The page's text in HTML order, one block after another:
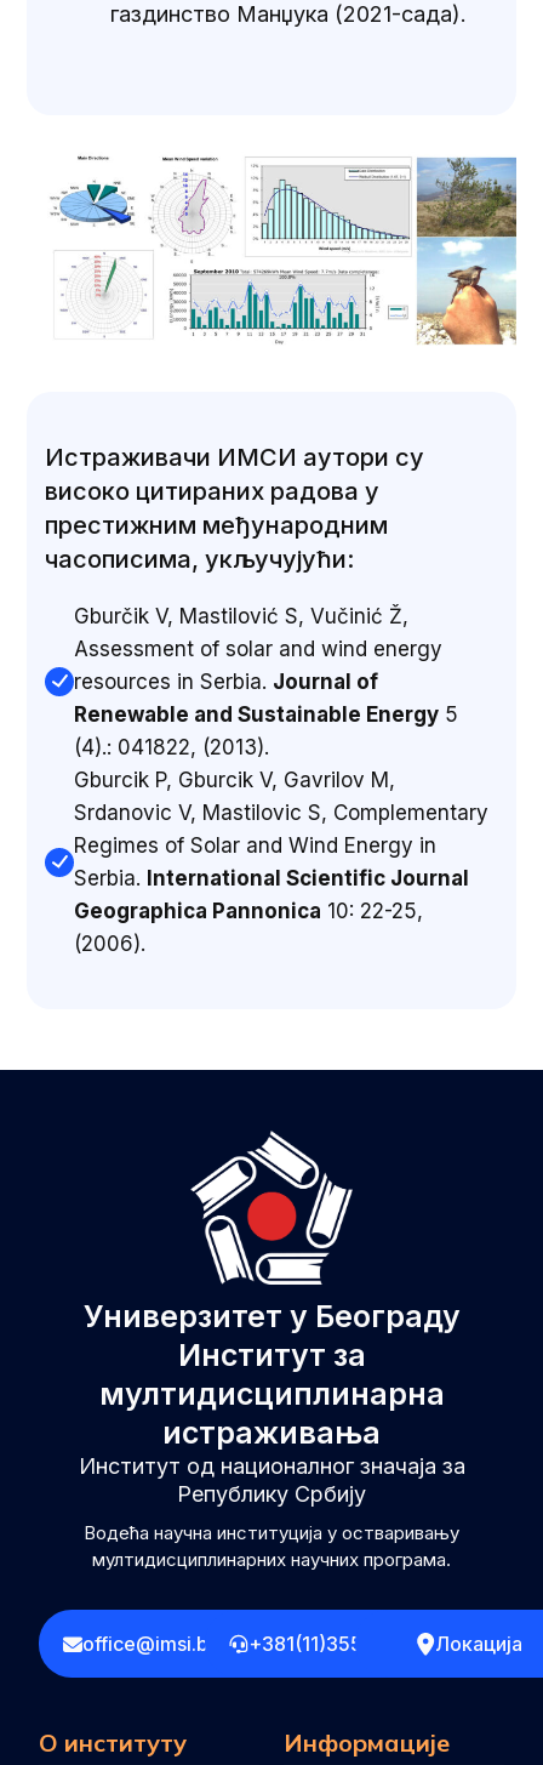
газдинство Манџука (2021-сада).
Истраживачи ИМСИ аутори су
високо цитираних радова у
престижним међународним
часописима, укључујући:
Gburčik V, Mastilović S, Vučinić Ž,
Assessment of solar and wind energy
resources in Serbia. Journal of
Renewable and Sustainable Energy 5
(4).: 041822, (2013).
Gburcik P, Gburcik V, Gavrilov M,
Srdanovic V, Mastilovic S, Complementary
Regimes of Solar and Wind Energy in
Serbia. International Scientific Journal
Geographica Pannonica 10: 22-25,
(2006).
Универзитет у Београду
Институт за
мултидисциплинарна
истраживања
Институт од националног значаја за
Републику Србију
Водећа научна институција у остваривању
мултидисциплинарних научних програма.
office@imsi.bg.ac.rs+381(11)3555258 Локација
О институту Информације